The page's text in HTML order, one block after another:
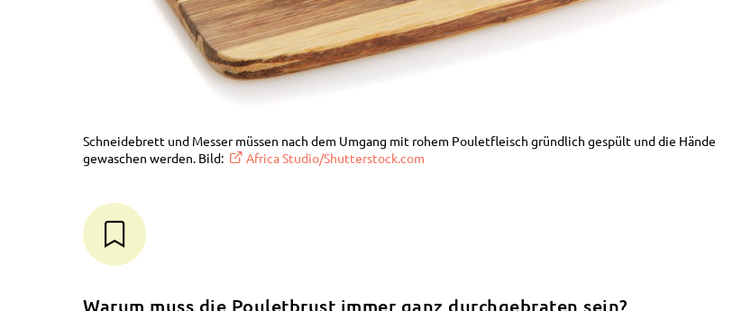
Schneidebrett und Messer müssen nach dem Umgang mit rohem Pouletfleisch gründlich gespült und die Hände
gewaschen werden. Bild:
Africa Studio/Shutterstock.com
Warum muss die Pouletbrust immer ganz durchgebraten sein?